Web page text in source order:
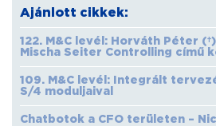
Ajánlott cikkek:
122. M&C levél: Horváth Péter
Mischa Seiter Controlling című
109. M&C levél: Integrált
S/4 moduljaival
Chatbotok a CFO területen –